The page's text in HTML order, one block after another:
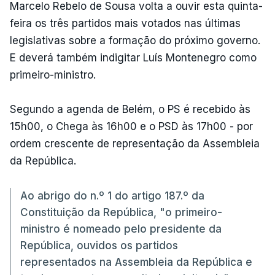
Marcelo Rebelo de Sousa volta a ouvir esta quinta-
feira os três partidos mais votados nas últimas
legislativas sobre a formação do próximo governo.
E deverá também indigitar Luís Montenegro como
primeiro-ministro.
Segundo a agenda de Belém, o PS é recebido às
15h00, o Chega às 16h00 e o PSD às 17h00 - por
ordem crescente de representação da Assembleia
da República.
Ao abrigo do n.º 1 do artigo 187.º da
Constituição da República, "o primeiro-
ministro é nomeado pelo presidente da
República, ouvidos os partidos
representados na Assembleia da República e